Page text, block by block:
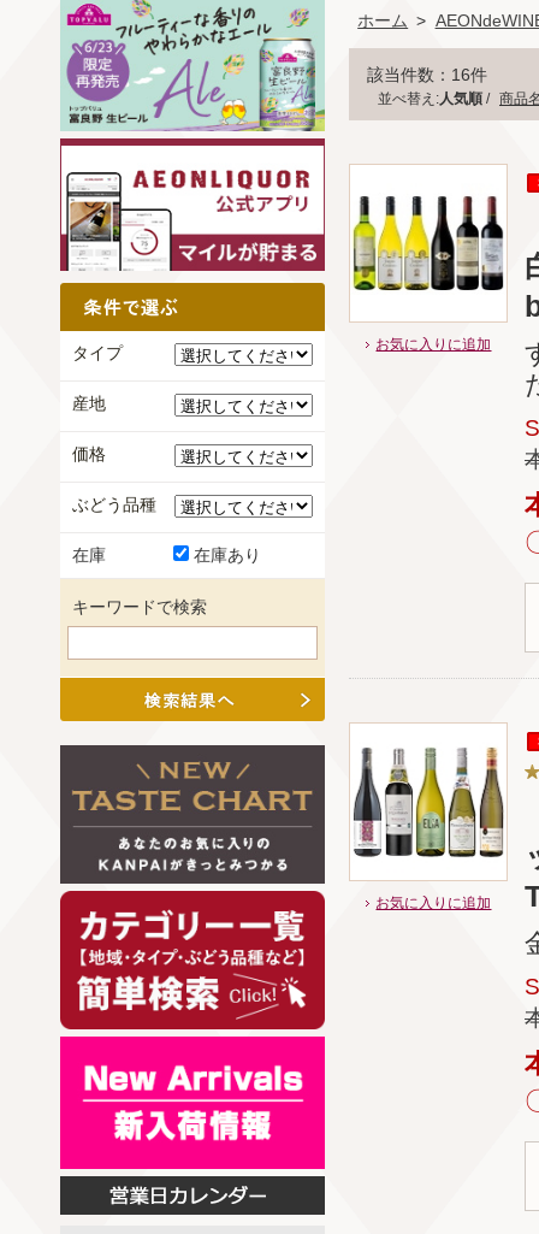
ホーム >
該当件数：16件
並べ替え:人気順 / 商品
お気に入りに追加
お気に入りに追加
タイプ
産地
価格
ぶどう品種
在庫 在庫あり
キーワードで検索